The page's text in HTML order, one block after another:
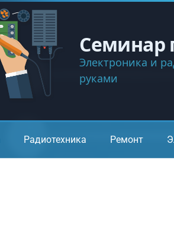
Семинар
Электроника и
руками
Радиотехника Ремонт